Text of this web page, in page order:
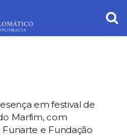
em festival de
Marfim, com
e Fundação